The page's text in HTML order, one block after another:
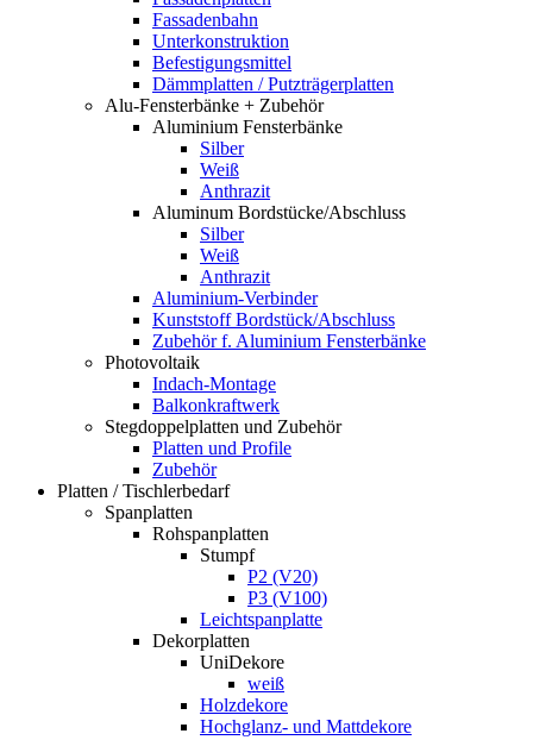
Fassadenbahn
Unterkonstruktion
Befestigungsmittel
Dämmplatten / Putzträgerplatten
Alu-Fensterbänke + Zubehör
Aluminium Fensterbänke
Silber
Weiß
Anthrazit
Aluminum Bordstücke/Abschluss
Silber
Weiß
Anthrazit
Aluminium-Verbinder
Kunststoff Bordstück/Abschluss
Zubehör f. Aluminium Fensterbänke
Photovoltaik
Indach-Montage
Balkonkraftwerk
Stegdoppelplatten und Zubehör
Platten und Profile
Zubehör
Platten / Tischlerbedarf
Spanplatten
Rohspanplatten
Stumpf
P2 (V20)
P3 (V100)
Leichtspanplatte
Dekorplatten
UniDekore
weiß
Holzdekore
Hochglanz- und Mattdekore